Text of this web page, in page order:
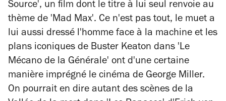
Source', un film dont le titre à lui seul renvoie au
thème de 'Mad Max'. Ce n'est pas tout, le muet a
lui aussi dressé l'homme face à la machine et les
plans iconiques de Buster Keaton dans 'Le
Mécano de la Générale' ont d'une certaine
manière imprégné le cinéma de George Miller.
On pourrait en dire autant des scènes de la